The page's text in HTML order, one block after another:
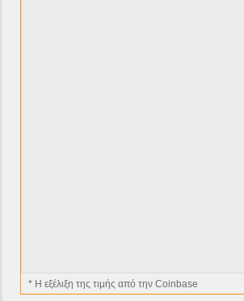
* H εξέλιξη της τιμής από την Coinbase